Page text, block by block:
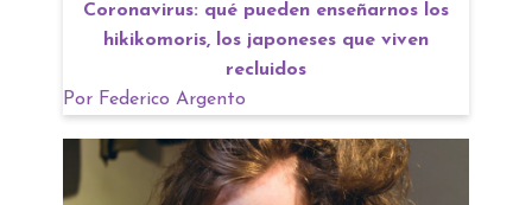
Coronavirus: qué pueden enseñarnos los
hikikomoris, los japoneses que viven
recluidos
Por Federico Argento